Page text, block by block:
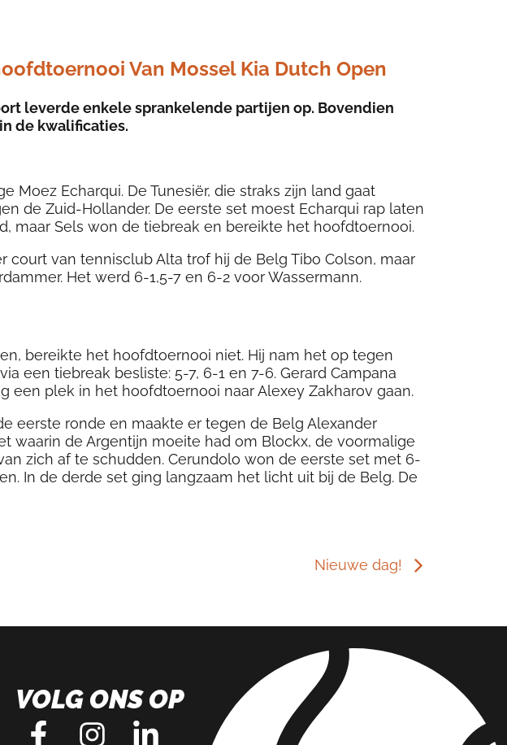
Van Mossel Kia Dutch Open
leverde enkele sprankelende partijen op. Bovendien
de kwalificaties.
Echarqui. De Tunesiër, die straks zijn land gaat
de Zuid-Hollander. De eerste set moest Echarqui rap laten
maar Sels won de tiebreak en bereikte het hoofdtoernooi.
court van tennisclub Alta trof hij de Belg Tibo Colson, maar
Het werd 6-1,5-7 en 6-2 voor Wassermann.
bereikte het hoofdtoernooi niet. Hij nam het op tegen
een tiebreak besliste: 5-7, 6-1 en 7-6. Gerard Campana
een plek in het hoofdtoernooi naar Alexey Zakharov gaan.
eerste ronde en maakte er tegen de Belg Alexander
waarin de Argentijn moeite had om Blockx, de voormalige
zich af te schudden. Cerundolo won de eerste set met 6-
In de derde set ging langzaam het licht uit bij de Belg. De
Nieuwe dag!
VOLG ONS OP